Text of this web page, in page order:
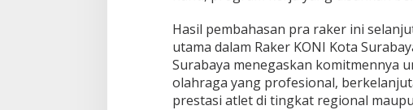
Hasil pembahasan pra raker ini
utama dalam Raker KONI Kota
Surabaya menegaskan komitmennya
olahraga yang profesional,
prestasi atlet di tingkat regional